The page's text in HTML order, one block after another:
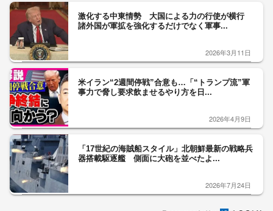
激化する中東情勢 大国による力の行使が横行
諸外国が軍拡を強化するだけでなく軍事...
2026年3月11日
米イラン“2週間停戦”合意も…「“トランプ流”軍
事力で脅し要求飲ませるやり方を日...
2026年4月9日
「17世紀の海賊船スタイル」北朝鮮最新の戦略兵
器搭載駆逐艦 側面に大砲を並べたよ...
2026年7月24日